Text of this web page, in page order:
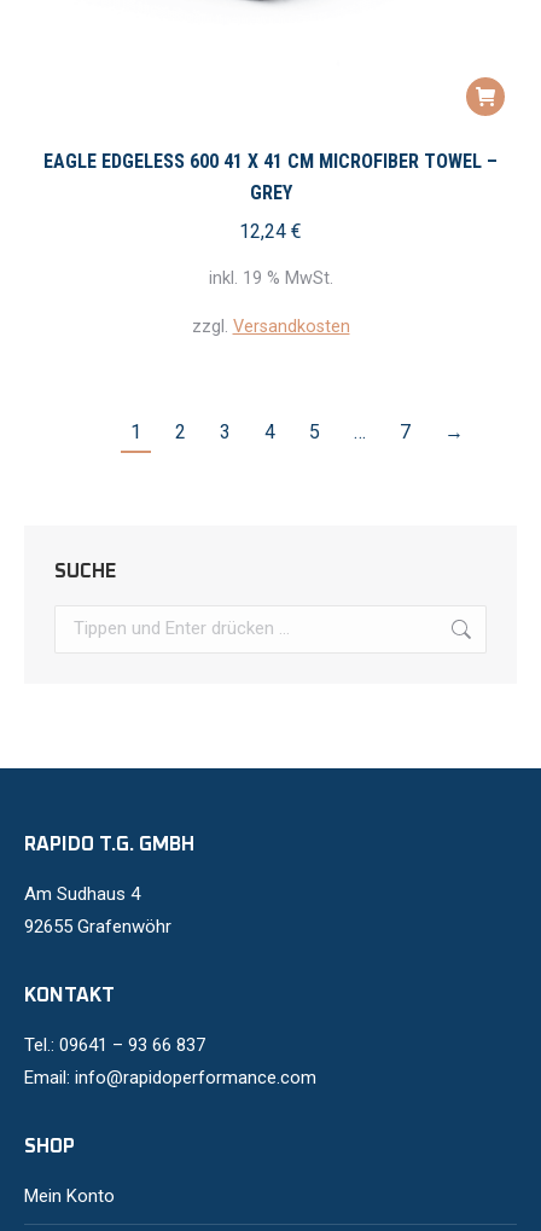
EAGLE EDGELESS 600 41 X 41 CM MICROFIBER TOWEL –
GREY
12,24 €
inkl. 19 % MwSt.
zzgl. Versandkosten
1 2 3 4 5 … 7 →
SUCHE
Search:
RAPIDO T.G. GMBH
Am Sudhaus 4
92655 Grafenwöhr
KONTAKT
Tel.: 09641 – 93 66 837
Email: info@rapidoperformance.com
SHOP
Mein Konto